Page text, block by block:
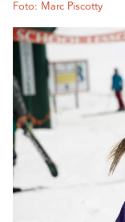
Foto: Marc Piscotty